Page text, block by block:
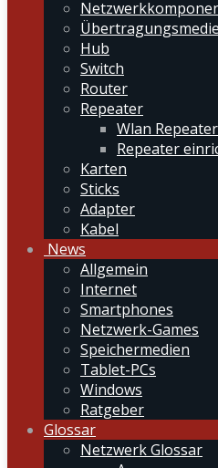
Hub
Switch
Router
Repeater
Wlan Repeater
Repeater
Karten
Sticks
Adapter
Kabel
News
Allgemein
Internet
Smartphones
Netzwerk-Games
Speichermedien
Tablet-PCs
Windows
Ratgeber
Glossar
Netzwerk Glossar